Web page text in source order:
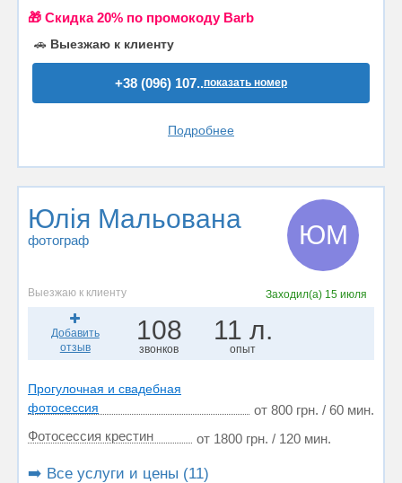
🎁 Cкидка 20% по промокоду Barb
🚗 Выезжаю к клиенту
+38 (096) 107..показать номер
Подробнее
Юлія Мальована
фотограф ЮМ
Выезжаю к клиенту Заходил(а) 15 июля
Добавить
отзыв
108
звонков
11 л.
опыт
Прогулочная и свадебная
фотосессия
от 800 грн. / 60 мин.
Фотосессия крестин
от 1800 грн. / 120 мин.
➡️ Все услуги и цены (11)